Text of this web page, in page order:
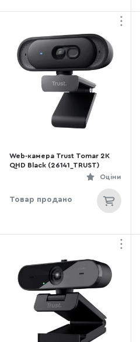
Web-камера Trust Tomar 2K
QHD Black (26141_TRUST)
Оціни
Товар продано